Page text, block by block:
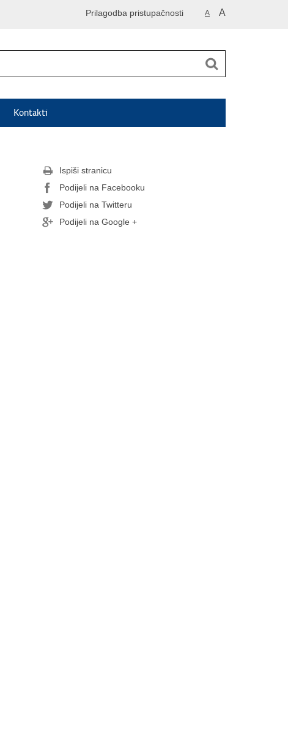
A A
Prilagodba pristupačnosti
Kontakti
Ispiši stranicu
Podijeli na Facebooku
Podijeli na Twitteru
Podijeli na Google +